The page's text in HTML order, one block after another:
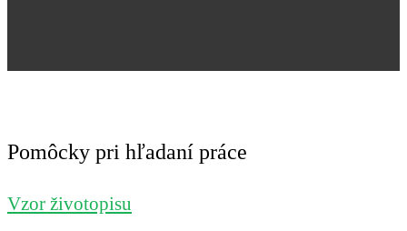
Pomôcky pri hľadaní práce
Vzor životopisu